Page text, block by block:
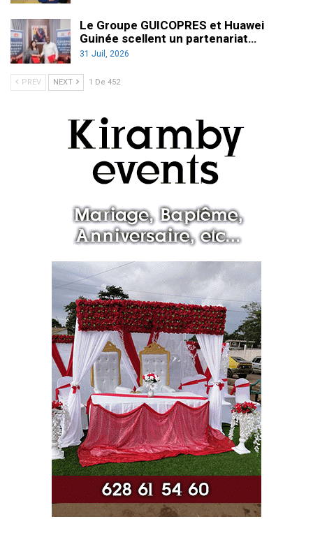
Le Groupe GUICOPRES et Huawei
Guinée scellent un partenariat…
31 Juil, 2026
PREV NEXT 1 De 452